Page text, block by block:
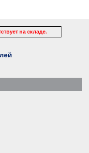
на складе.